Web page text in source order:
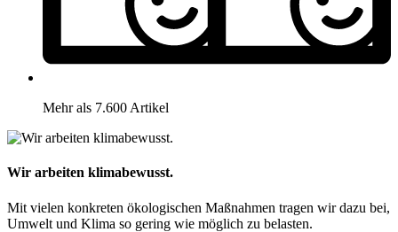
Mehr als 7.600 Artikel
Wir arbeiten klimabewusst.
Mit vielen konkreten ökologischen Maßnahmen tragen wir dazu bei,
Umwelt und Klima so gering wie möglich zu belasten.